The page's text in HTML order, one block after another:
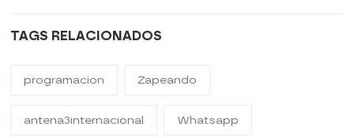
TAGS RELACIONADOS
programacion Zapeando
antena3internacional Whatsapp